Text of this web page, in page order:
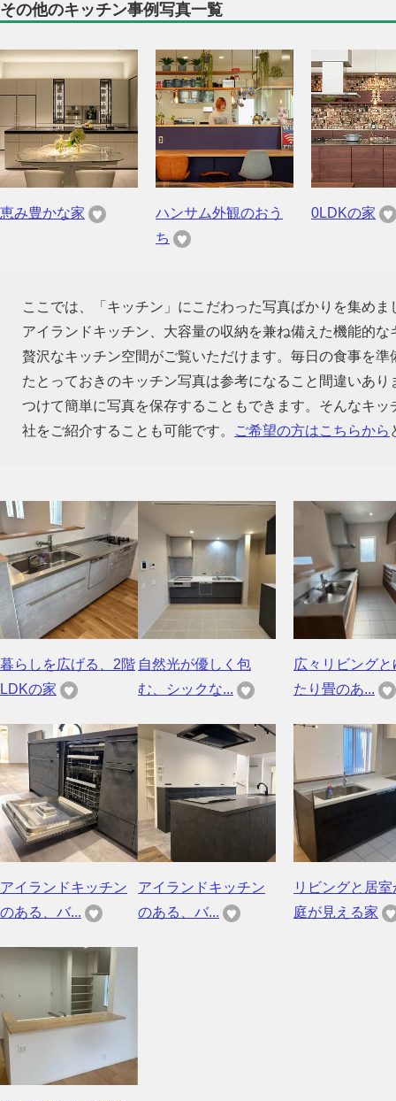
その他のキッチン事例写真一覧
恵み豊かな家
ハンサム外観のおう
ち
0LDKの家
ここでは、「キッチン」にこだわった写真ばかりを集め
アイランドキッチン、大容量の収納を兼ね備えた機能的
贅沢なキッチン空間がご覧いただけます。毎日の食事を
たとっておきのキッチン写真は参考になること間違いあ
つけて簡単に写真を保存することもできます。そんなキ
社をご紹介することも可能です。
ご希望の方はこちらから
暮らしを広げる、2階
LDKの家
自然光が優しく包
む、シックな...
広々リビングと
たり畳のあ...
アイランドキッチン
のある、バ...
アイランドキッチン
のある、バ...
リビングと居室
庭が見える家